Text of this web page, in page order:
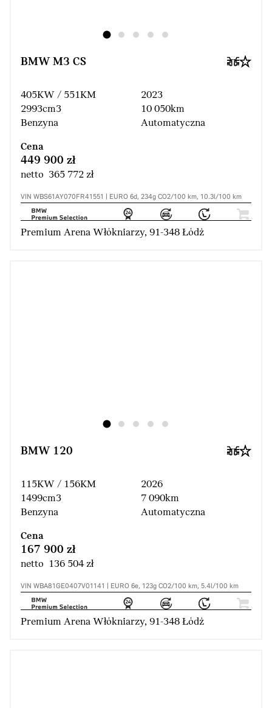
BMW M3 CS
405KW / 551KM
2993cm3
Benzyna
2023
10 050km
Automatyczna
Cena
449 900 zł
netto 365 772 zł
VIN WBS61AY070FR41551 | EURO 6d, 234g CO2/100 km, 10.3l/100 km
Premium Arena Włókniarzy, 91-348 Łódź
BMW 120
115KW / 156KM
1499cm3
Benzyna
2026
7 090km
Automatyczna
Cena
167 900 zł
netto 136 504 zł
VIN WBA81GE0407V01141 | EURO 6e, 123g CO2/100 km, 5.4l/100 km
Premium Arena Włókniarzy, 91-348 Łódź